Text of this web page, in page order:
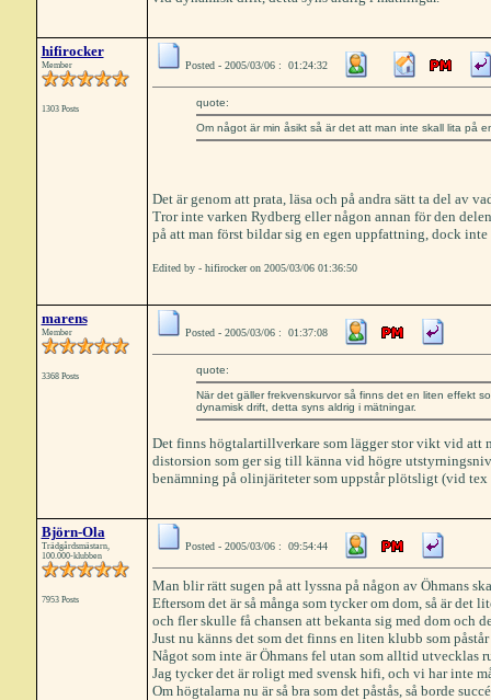
hifirocker
Member
1303 Posts
Posted - 2005/03/06 : 01:24:32
quote:
Om något är min åsikt så är det att man inte skall lita på
Det är genom att prata, läsa och på andra sätt ta del av
Tror inte varken Rydberg eller någon annan för den
på att man först bildar sig en egen uppfattning, dock
Edited by - hifirocker on 2005/03/06 01:36:50
marens
Member
3368 Posts
Posted - 2005/03/06 : 01:37:08
quote:
När det gäller frekvenskurvor så finns det en liten effekt
dynamisk drift, detta syns aldrig i mätningar.
Det finns högtalartillverkare som lägger stor vikt vid att
distorsion som ger sig till känna vid högre
benämning på olinjäriteter som uppstår plötsligt (vid
Björn-Ola
Trädgårdsmästarn,
100.000-klubben
7953 Posts
Posted - 2005/03/06 : 09:54:44
Man blir rätt sugen på att lyssna på någon av Öhmans
Eftersom det är så många som tycker om dom, så är
och fler skulle få chansen att bekanta sig med dom och
Just nu känns det som det finns en liten klubb som
Något som inte är Öhmans fel utan som alltid utvecklas
Jag tycker det är roligt med svensk hifi, och vi har inte
Om högtalarna nu är så bra som det påstås, så borde